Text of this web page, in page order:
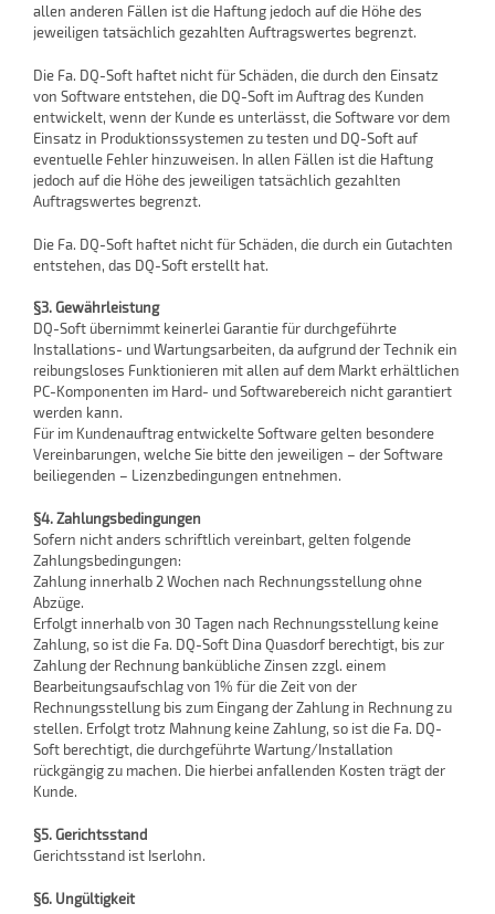
allen anderen Fällen ist die Haftung jedoch auf die Höhe des
jeweiligen tatsächlich gezahlten Auftragswertes begrenzt.
Die Fa. DQ-Soft haftet nicht für Schäden, die durch den Einsatz
von Software entstehen, die DQ-Soft im Auftrag des Kunden
entwickelt, wenn der Kunde es unterlässt, die Software vor dem
Einsatz in Produktionssystemen zu testen und DQ-Soft auf
eventuelle Fehler hinzuweisen. In allen Fällen ist die Haftung
jedoch auf die Höhe des jeweiligen tatsächlich gezahlten
Auftragswertes begrenzt.
Die Fa. DQ-Soft haftet nicht für Schäden, die durch ein Gutachten
entstehen, das DQ-Soft erstellt hat.
§3. Gewährleistung
DQ-Soft übernimmt keinerlei Garantie für durchgeführte
Installations- und Wartungsarbeiten, da aufgrund der Technik ein
reibungsloses Funktionieren mit allen auf dem Markt erhältlichen
PC-Komponenten im Hard- und Softwarebereich nicht garantiert
werden kann.
Für im Kundenauftrag entwickelte Software gelten besondere
Vereinbarungen, welche Sie bitte den jeweiligen – der Software
beiliegenden – Lizenzbedingungen entnehmen.
§4. Zahlungsbedingungen
Sofern nicht anders schriftlich vereinbart, gelten folgende
Zahlungsbedingungen:
Zahlung innerhalb 2 Wochen nach Rechnungsstellung ohne
Abzüge.
Erfolgt innerhalb von 30 Tagen nach Rechnungsstellung keine
Zahlung, so ist die Fa. DQ-Soft Dina Quasdorf berechtigt, bis zur
Zahlung der Rechnung bankübliche Zinsen zzgl. einem
Bearbeitungsaufschlag von 1% für die Zeit von der
Rechnungsstellung bis zum Eingang der Zahlung in Rechnung zu
stellen. Erfolgt trotz Mahnung keine Zahlung, so ist die Fa. DQ-
Soft berechtigt, die durchgeführte Wartung/Installation
rückgängig zu machen. Die hierbei anfallenden Kosten trägt der
Kunde.
§5. Gerichtsstand
Gerichtsstand ist Iserlohn.
§6. Ungültigkeit